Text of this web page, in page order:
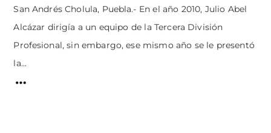
San Andrés Cholula, Puebla.- En el año 2010, Julio Abel
Alcázar dirigía a un equipo de la Tercera División
Profesional, sin embargo, ese mismo año se le presentó
la...